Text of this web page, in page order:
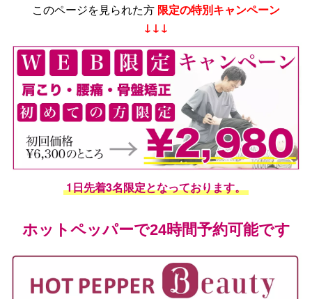
このページを見られた方 限定の特別キャンペーン
↓↓↓
1日先着3名限定となっております。
ホットペッパーで24時間予約可能です